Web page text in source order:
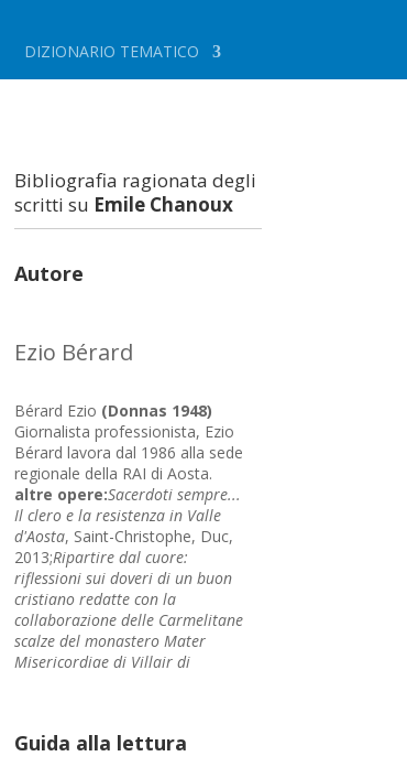
DIZIONARIO TEMATICO
Bibliografia ragionata degli
scritti su Emile Chanoux
Autore
Ezio Bérard
Bérard Ezio (Donnas 1948)
Giornalista professionista, Ezio
Bérard lavora dal 1986 alla sede
regionale della RAI di Aosta.
altre opere:Sacerdoti sempre...
Il clero e la resistenza in Valle
d'Aosta, Saint-Christophe, Duc,
2013;Ripartire dal cuore:
riflessioni sui doveri di un buon
cristiano redatte con la
collaborazione delle Carmelitane
scalze del monastero Mater
Misericordiae di Villair di
Tipografia valdostana, 1995.
Guida alla lettura